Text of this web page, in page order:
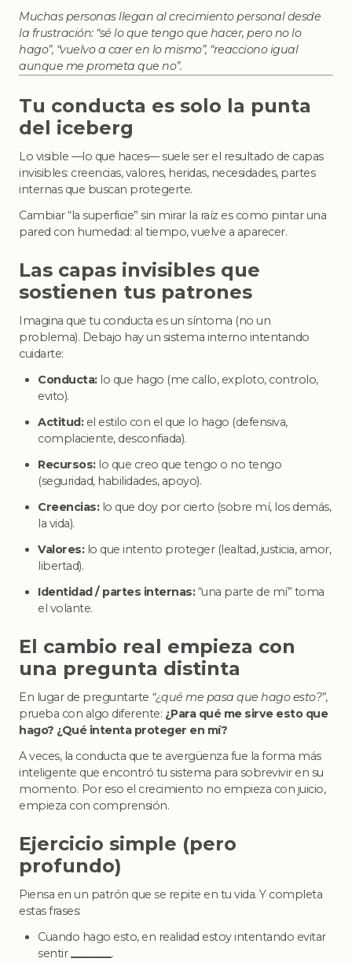
Muchas personas llegan al crecimiento personal desde
la frustración: “sé lo que tengo que hacer, pero no lo
hago”, “vuelvo a caer en lo mismo”, “reacciono igual
aunque me prometa que no”.
Tu conducta es solo la punta
del iceberg
Lo visible —lo que haces— suele ser el resultado de capas
invisibles: creencias, valores, heridas, necesidades, partes
internas que buscan protegerte.
Cambiar “la superficie” sin mirar la raíz es como pintar una
pared con humedad: al tiempo, vuelve a aparecer.
Las capas invisibles que
sostienen tus patrones
Imagina que tu conducta es un síntoma (no un
problema). Debajo hay un sistema interno intentando
cuidarte:
Conducta:lo que hago (me callo, exploto, controlo,
evito).
Actitud:el estilo con el que lo hago (defensiva,
complaciente, desconfiada).
Recursos:lo que creo que tengo o no tengo
(seguridad, habilidades, apoyo).
Creencias:lo que doy por cierto (sobre mí, los demás,
la vida).
Valores:lo que intento proteger (lealtad, justicia, amor,
libertad).
Identidad / partes internas:“una parte de mí” toma
el volante.
El cambio real empieza con
una pregunta distinta
En lugar de preguntarte “¿qué me pasa que hago esto?”,
prueba con algo diferente: ¿Para qué me sirve esto que
hago? ¿Qué intenta proteger en mí?
A veces, la conducta que te avergüenza fue la forma más
inteligente que encontró tu sistema para sobrevivir en su
momento. Por eso el crecimiento no empieza con juicio,
empieza con comprensión.
Ejercicio simple (pero
profundo)
Piensa en un patrón que se repite en tu vida. Y completa
estas frases:
Cuando hago esto, en realidad estoy intentando evitar
sentir________.